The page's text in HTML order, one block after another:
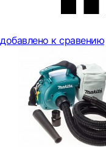
добавлено к сравению